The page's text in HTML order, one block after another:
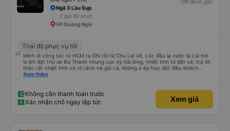
(99 đánh giá)
Ngã 3 Lầu Sụp
2 giờ 40 phút
VP Quảng Ngãi
Thái độ phục vụ tốt
Mình đi công tác từ HCM ra ĐN rồi từ Chu Lai về. Lúc đầu lạ nước lạ cái hơi
lo khi đặt thử xe Ba Thanh nhưng cực kỳ hài lòng, nhiệt tình từ đặt vé, trả lời
thắc rất nhiệt tình và rõ rành vè giá cả, không o ép hay đặt điều khách
hàng. Lần tới đi công tác chắc chắn tiếp tục dùng xe nhà này!
Xem thêm
Không cần thanh toán trước
Xác nhận chỗ ngay lập tức
Xem giá